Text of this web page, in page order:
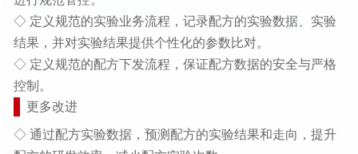
◇ 定义规范的实验业务流程，记录配方的实验数据、实验
结果，并对实验结果提供个性化的参数比对。
◇ 定义规范的配方下发流程，保证配方数据的安全与严格
控制。
更多改进
◇ 通过配方实验数据，预测配方的实验结果和走向，提升